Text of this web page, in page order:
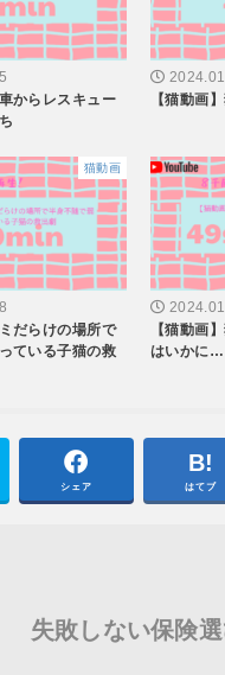
からレスキュー
【猫動画
猫動画
だらけの場所で
ている子猫の救
【猫動画
はいかに…
シェア はてブ
失敗しない保険